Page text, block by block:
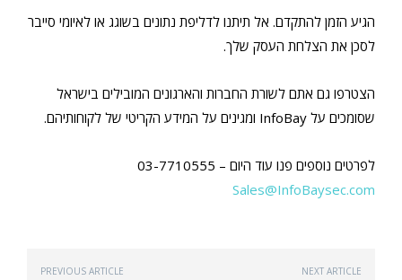
הגיע הזמן להתקדם. אל תיתנו לדליפת נתונים בשוגג או לאיומי סייבר
לסכן את הצלחת העסק שלך.
הצטרפו גם אתם לשורת החברות והארגונים המובילים בישראל
שסומכים על InfoBay ומגינים על המידע הקריטי של לקוחותיהם.
לפרטים נוספים פנו עוד היום – 03-7710555
Sales@InfoBaysec.com
PREVIOUS ARTICLE NEXT ARTICLE